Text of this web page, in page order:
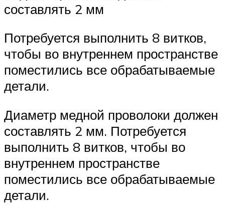
составлять 2 мм
Потребуется выполнить 8 витков,
чтобы во внутреннем пространстве
поместились все обрабатываемые
детали.
Диаметр медной проволоки должен
составлять 2 мм. Потребуется
выполнить 8 витков, чтобы во
внутреннем пространстве
поместились все обрабатываемые
детали.